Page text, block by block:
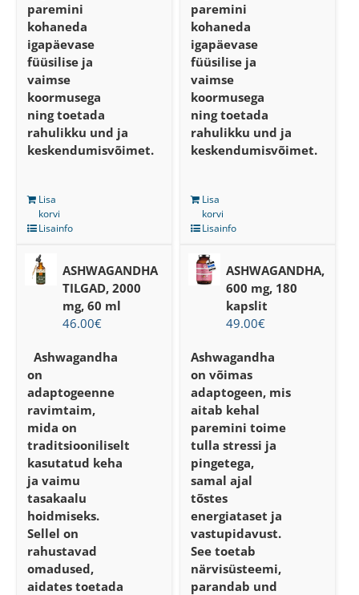
paremini
kohaneda
igapäevase
füüsilise ja
vaimse
koormusega
ning toetada
rahulikku und ja
keskendumisvõimet.
Lisa
korvi
Lisainfo
paremini
kohaneda
igapäevase
füüsilise ja
vaimse
koormusega
ning toetada
rahulikku und ja
keskendumisvõimet.
Lisa
korvi
Lisainfo
ASHWAGANDHA
TILGAD, 2000
mg, 60 ml
46.00€
Ashwagandha
on
adaptogeenne
ravimtaim,
mida on
traditsiooniliselt
kasutatud keha
ja vaimu
tasakaalu
hoidmiseks.
Sellel on
rahustavad
omadused,
aidates toetada
ASHWAGANDHA,
600 mg, 180
kapslit
49.00€
Ashwagandha
on võimas
adaptogeen, mis
aitab kehal
paremini toime
tulla stressi ja
pingetega,
samal ajal
tõstes
energiataset ja
vastupidavust.
See toetab
närvisüsteemi,
parandab und